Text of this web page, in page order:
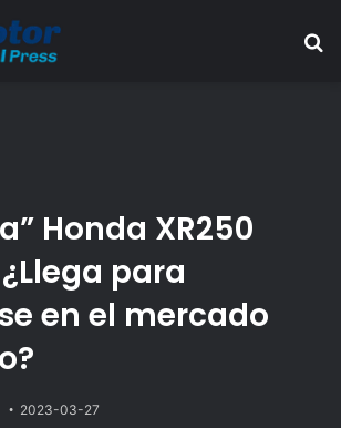
Honda XR250
para
en el mercado
2023-03-27